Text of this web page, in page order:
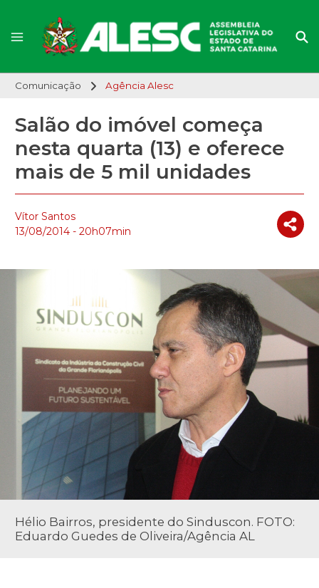
Comunicação Agência Alesc
Salão do imóvel começa
nesta quarta (13) e oferece
mais de 5 mil unidades
Vítor Santos
13/08/2014 - 20h07min
Hélio Bairros, presidente do Sinduscon. FOTO:
Eduardo Guedes de Oliveira/Agência AL